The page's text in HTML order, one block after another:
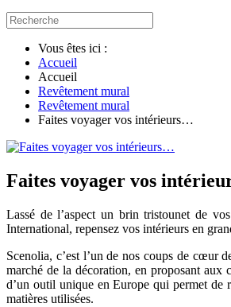
Vous êtes ici :
Accueil
Accueil
Revêtement mural
Revêtement mural
Faites voyager vos intérieurs…
Faites voyager vos
Lassé de l’aspect un brin tristounet de
International, repensez vos intérieurs en
Scenolia, c’est l’un de nos coups de cœur
marché de la décoration, en proposant aux
d’un outil unique en Europe qui permet de
matières utilisées.